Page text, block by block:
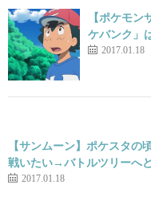
【ポケモ
ケバンク」
2017.01.18
【サンムーン】ポケスタの
戦いたい→バトルツリーへ
2017.01.18